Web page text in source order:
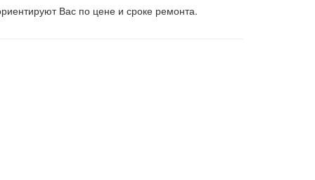
Вас по цене и сроке ремонта.